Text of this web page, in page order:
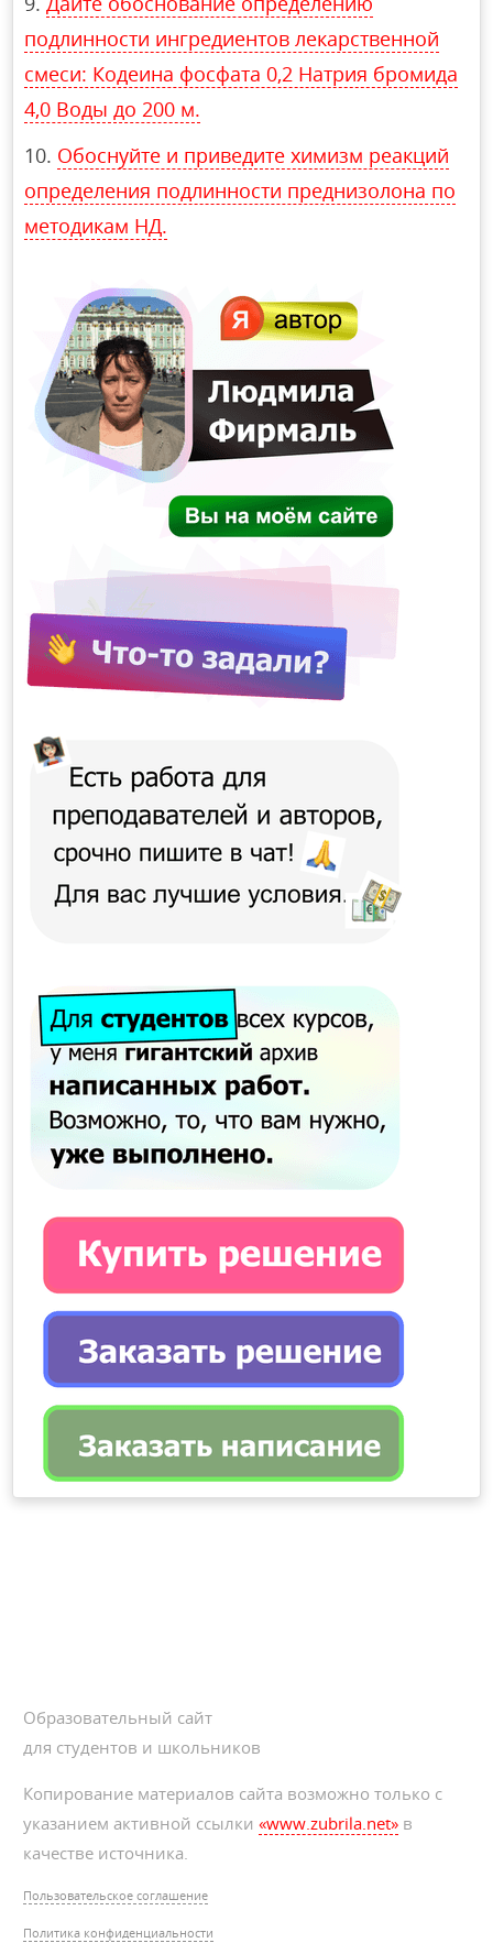
подлинности ингредиентов лекарственной
смеси: Кодеина фосфата 0,2 Натрия бромида
4,0 Воды до 200 м.
Обоснуйте и приведите химизм реакций
определения подлинности преднизолона по
методикам НД.
Образовательный сайт
для студентов и школьников
Копирование материалов сайта возможно только с
указанием активной ссылки«www.zubrila.net» в
качестве источника.
Пользовательское соглашение
Политика конфиденциальности